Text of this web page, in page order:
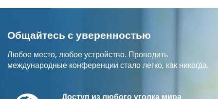
Общайтесь с уверенностью
Любое место, любое устройство. Проводить
международные конференции стало легко, как никогда.
GlobeДоступ из любого уголка мира